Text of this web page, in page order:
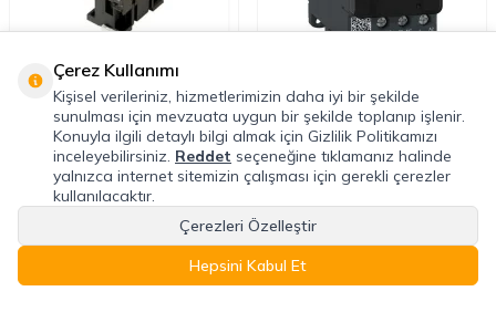
ENTES
Entes M2151 ENT-KT-5-C10
Kompanzasyon Kontaktörleri
877,68TL
SCHNEIDER ELECTRIC
Schneider Electric LC1D18BD TeSys
Deca Kontaktör 3 Kutup 18A AC3
24VDC
%49
Çerez Kullanımı
Kişisel verileriniz, hizmetlerimizin daha iyi bir şekilde
sunulması için mevzuata uygun bir şekilde toplanıp işlenir.
Konuyla ilgili detaylı bilgi almak için Gizlilik Politikamızı
inceleyebilirsiniz. Reddet seçeneğine tıklamanız halinde
yalnızca internet sitemizin çalışması için gerekli çerezler
kullanılacaktır.
Çerezleri Özelleştir
Hepsini Kabul Et
Anasayfa Favoriler Sepet Hesabım Kategoriler